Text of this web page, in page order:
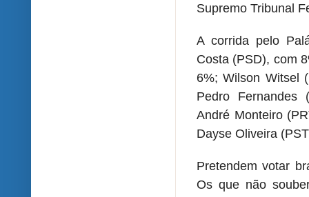
Supremo Tribunal
A corrida pelo
Costa (PSD), com
6%; Wilson Witsel
Pedro Fernandes
André Monteiro
Dayse Oliveira
Pretendem votar
Os que não